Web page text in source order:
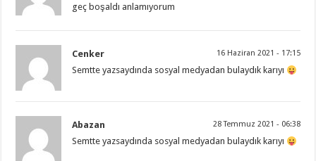
geç boşaldı anlamıyorum
Cenker 16 Haziran 2021 - 17:15
Semtte yazsaydında sosyal medyadan bulaydık karıyı
Abazan 28 Temmuz 2021 - 06:38
Semtte yazsaydında sosyal medyadan bulaydık karıyı